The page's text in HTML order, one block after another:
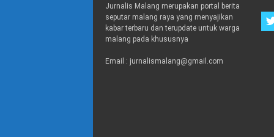
Jurnalis Malang merupakan portal berita
seputar malang raya yang menyajikan
kabar terbaru dan terupdate untuk warga
malang pada khususnya
Email : jurnalismalang@gmail.com